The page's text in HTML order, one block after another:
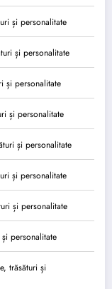
și personalitate
și personalitate
și personalitate
și personalitate
și personalitate
și personalitate
și personalitate
personalitate
trăsături și